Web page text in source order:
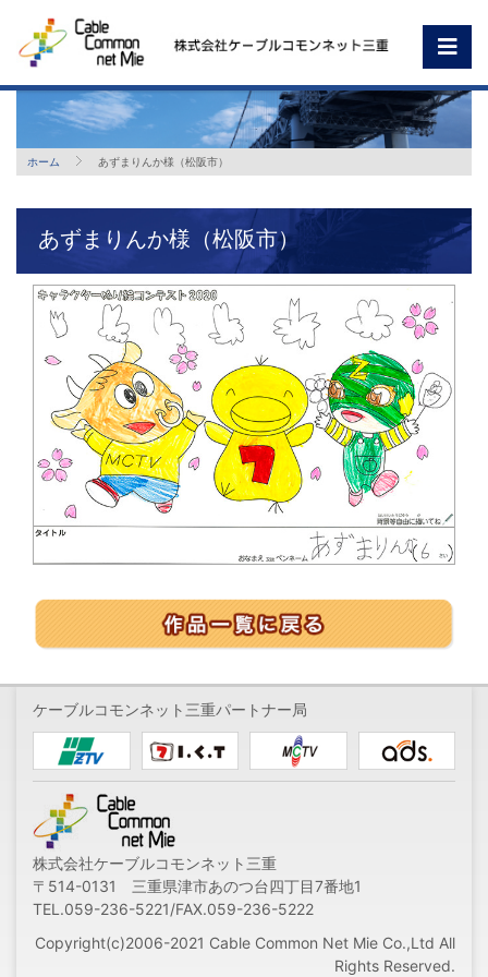
ホーム あずまりんか様（松阪市）
あずまりんか様（松阪市）
ケーブルコモンネット三重パートナー局
株式会社ケーブルコモンネット三重
〒514-0131 三重県津市あのつ台四丁目7番地1
TEL.059-236-5221/FAX.059-236-5222
Copyright(c)2006-2021 Cable Common Net Mie Co.,Ltd All
Rights Reserved.